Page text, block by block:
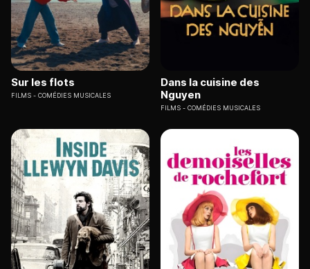
Sur les flots
FILMS COMÉDIES MUSICALES
Dans la cuisine des
Nguyen
FILMS COMÉDIES MUSICALES